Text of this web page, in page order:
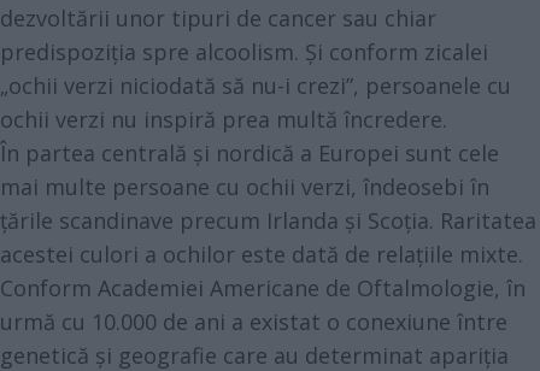
dezvoltării unor tipuri de cancer sau chiar
predispoziția spre alcoolism. Și conform zicalei
„ochii verzi niciodată să nu-i crezi”, persoanele cu
ochii verzi nu inspiră prea multă încredere.
În partea centrală și nordică a Europei sunt cele
mai multe persoane cu ochii verzi, îndeosebi în
țările scandinave precum Irlanda și Scoția. Raritatea
acestei culori a ochilor este dată de relațiile mixte.
Conform Academiei Americane de Oftalmologie, în
urmă cu 10.000 de ani a existat o conexiune între
genetică și geografie care au determinat apariția